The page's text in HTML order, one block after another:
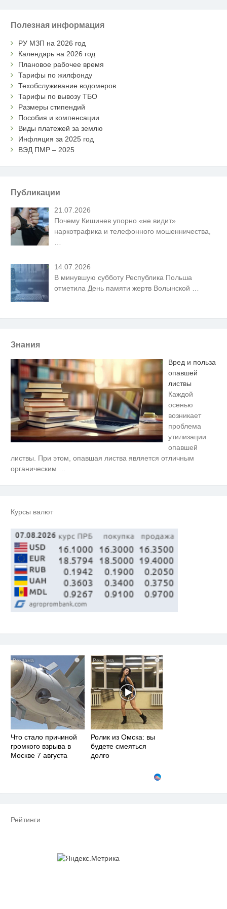
Полезная информация
РУ МЗП на 2026 год
Календарь на 2026 год
Плановое рабочее время
Тарифы по жилфонду
Техобслуживание водомеров
Тарифы по вывозу ТБО
Размеры стипендий
Пособия и компенсации
Виды платежей за землю
Инфляция за 2025 год
ВЭД ПМР – 2025
Публикации
21.07.2026
Почему Кишинев упорно «не видит»
наркотрафика и телефонного мошенничества,
…
14.07.2026
В минувшую субботу Республика Польша
отметила День памяти жертв Волынской
Знания
Вред и польза
опавшей
листвы
Каждой
осенью
возникает
проблема
утилизации
опавшей
листвы. При этом, опавшая листва является отличным
органическим
Курсы валют
i
Что стало причиной
громкого взрыва в
Москве 7 августа
i
Ролик из Омска: вы
будете смеяться
долго
Рейтинги
контенту
i
Лучшая нейросеть для создания
когда их не видят...